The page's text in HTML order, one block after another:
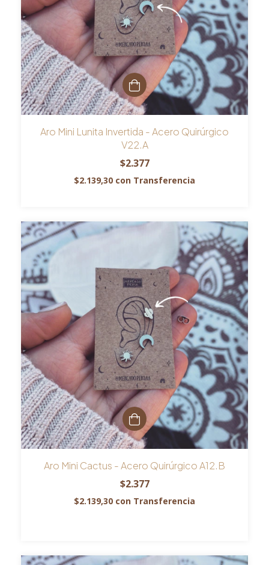
Aro Mini Lunita Invertida - Acero Quirúrgico
V22.A
$2.377
$2.139,30 con Transferencia
Aro Mini Cactus - Acero Quirúrgico A12.B
$2.377
$2.139,30 con Transferencia